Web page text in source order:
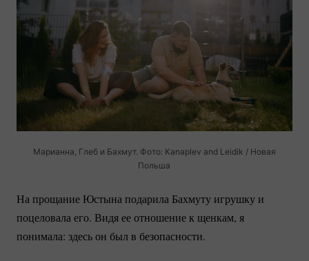
Марианна, Глеб и Бахмут. Фото: Kanaplev and Leidik / Новая
Польша
На прощание Юстына подарила Бахмуту игрушку и
поцеловала его. Видя ее отношение к щенкам, я
понимала: здесь он был в безопасности.